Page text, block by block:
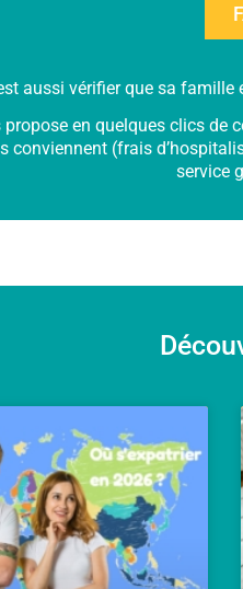
aussi vérifier que sa
en quelques clics de
conviennent (frais
service